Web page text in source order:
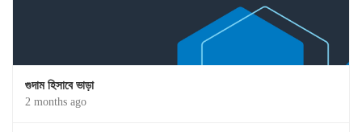
গুদাম হিসাবে ভাড়া
2 months ago